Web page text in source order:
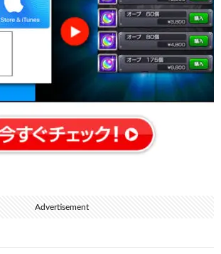
Advertisement